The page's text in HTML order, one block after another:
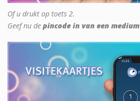
Of u drukt op toets 2.
Geef nu de pincode in van een medium